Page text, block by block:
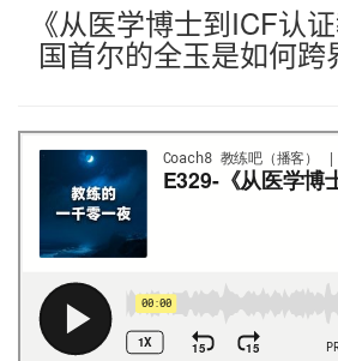
《从医学博士到ICF认
国首尔的全玉是如何跨